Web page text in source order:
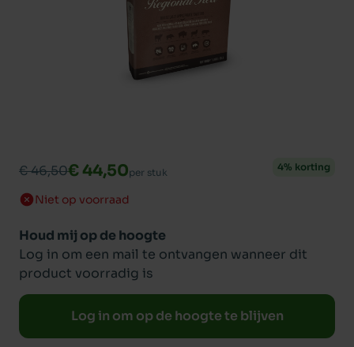
€ 46,50€ 44,50per stuk 4% korting
Niet op voorraad
Houd mij op de hoogte
Log in om een mail te ontvangen wanneer dit
product voorradig is
Log in om op de hoogte te blijven